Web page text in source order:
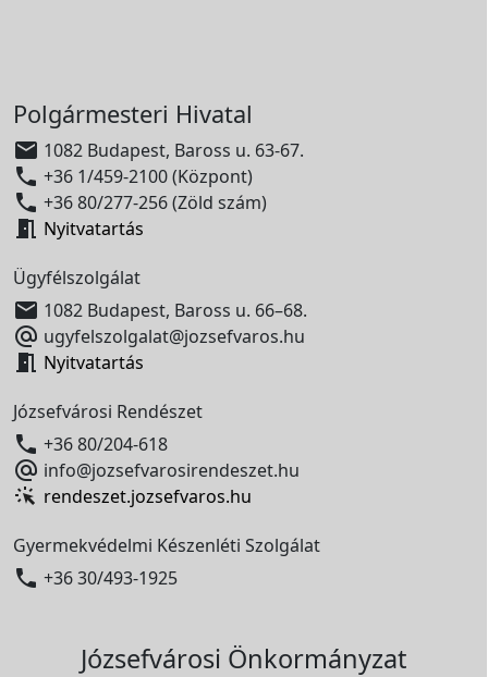
Polgármesteri Hivatal
 1082 Budapest, Baross u. 63-67.
 +36 1/459-2100 (Központ)
 +36 80/277-256 (Zöld szám)
 Nyitvatartás
Ügyfélszolgálat
 1082 Budapest, Baross u. 66–68.
 ugyfelszolgalat@jozsefvaros.hu
 Nyitvatartás
Józsefvárosi Rendészet
 +36 80/204-618
 info@jozsefvarosirendeszet.hu
rendeszet.jozsefvaros.hu
Gyermekvédelmi Készenléti Szolgálat
 +36 30/493-1925
Józsefvárosi Önkormányzat